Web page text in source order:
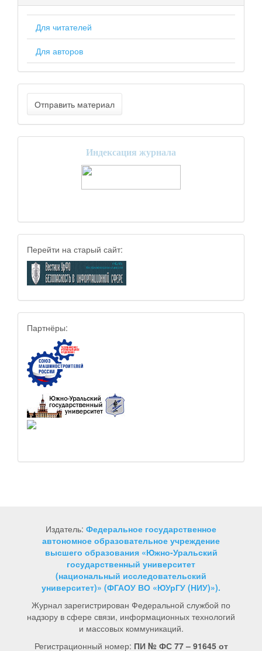
Для читателей
Для авторов
Отправить материал
Индексация журнала
Перейти на старый сайт:
Партнёры:
Издатель: Федеральное государственное
автономное образовательное учреждение
высшего образования «Южно-Уральский
государственный университет
(национальный исследовательский
университет)» (ФГАОУ ВО «ЮУрГУ (НИУ)»).
Журнал зарегистрирован Федеральной службой по
надзору в сфере связи, информационных технологий
и массовых коммуникаций.
Регистрационный номер: ПИ № ФС 77 – 91645 от